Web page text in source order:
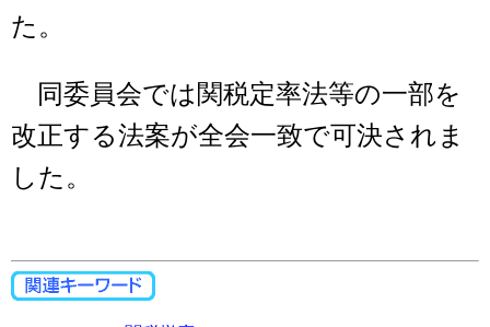
た。
同委員会では関税定率法等の一部を
改正する法案が全会一致で可決されま
した。